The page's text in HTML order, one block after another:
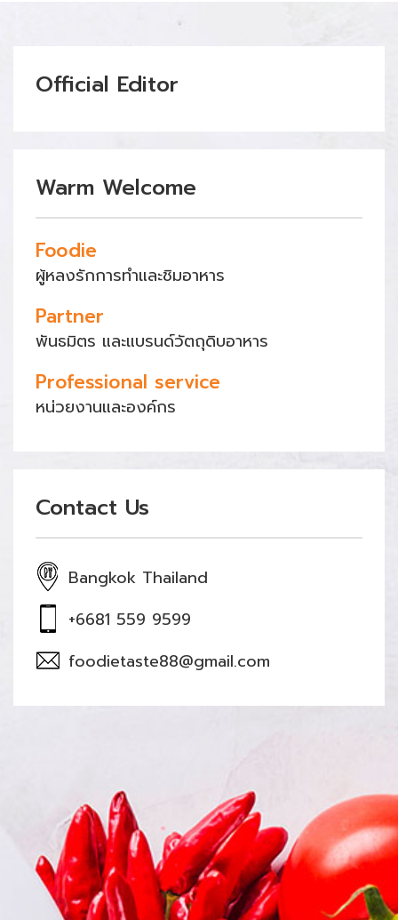
Official Editor
Warm Welcome
Foodie
ผู้หลงรักการทำและชิมอาหาร
Partner
พันธมิตร และแบรนด์วัตถุดิบอาหาร
Professional service
หน่วยงานและองค์กร
Contact Us
Bangkok Thailand
+6681 559 9599
foodietaste88@gmail.com